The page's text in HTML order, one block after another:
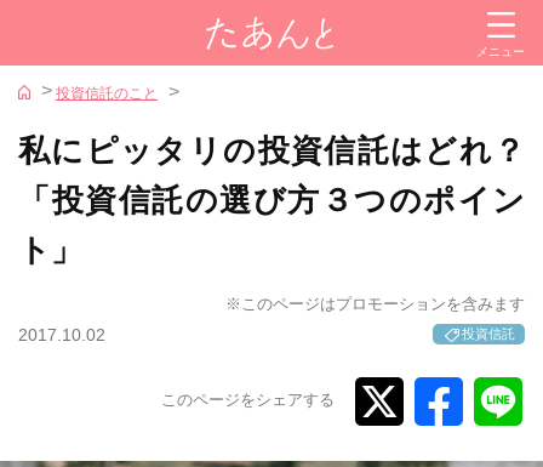
メニュー
閉じる
株式
金
投資信託のこと
私にピッタリの投資信託はどれ？
「投資信託の選び方３つのポイン
ト」
※このページはプロモーションを含みます
2017.10.02 投資信託
このページをシェアする